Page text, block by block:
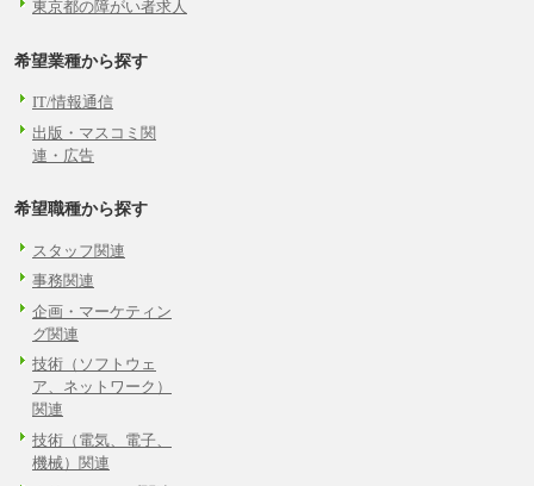
東京都の障がい者求人
希望業種から探す
IT/情報通信
出版・マスコミ関
連・広告
希望職種から探す
スタッフ関連
事務関連
企画・マーケティン
グ関連
技術（ソフトウェ
ア、ネットワーク）
関連
技術（電気、電子、
機械）関連